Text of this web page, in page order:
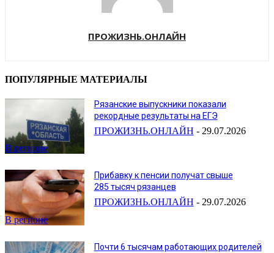
ПРОЖИЗНЬ.ОНЛАЙН
ПОПУЛЯРНЫЕ МАТЕРИАЛЫ
В регионе
Рязанские выпускники показали
рекордные результаты на ЕГЭ
ПРОЖИЗНЬ.ОНЛАЙН - 29.07.2026
В регионе
Прибавку к пенсии получат свыше
285 тысяч рязанцев
ПРОЖИЗНЬ.ОНЛАЙН - 29.07.2026
Почти 6 тысячам работающих родителей